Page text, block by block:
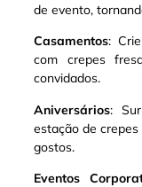
de evento,
Casamentos:
com crepes
convidados.
Aniversários:
estação de
gostos.
Eventos